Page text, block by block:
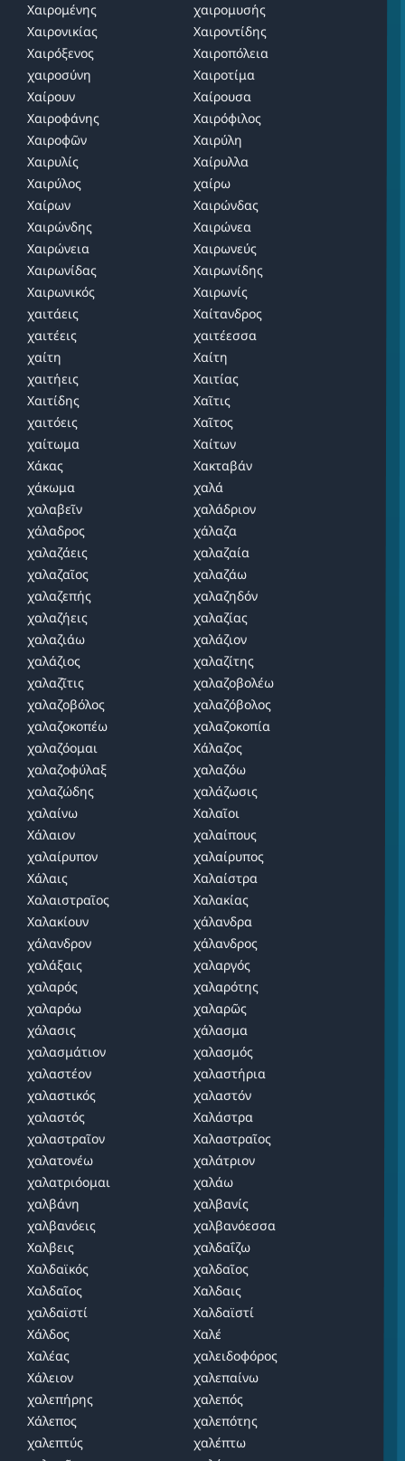
Χαιρομένης
χαιρομυσής
Χαιρονικίας
Χαιροντίδης
Χαιρόξενος
Χαιροπόλεια
χαιροσύνη
Χαιροτίμα
Χαίρουν
Χαίρουσα
Χαιροφάνης
Χαιρόφιλος
Χαιροφῶν
Χαιρύλη
Χαιρυλίς
Χαίρυλλα
Χαιρύλος
χαίρω
Χαίρων
Χαιρώνδας
Χαιρώνδης
Χαιρώνεα
Χαιρώνεια
Χαιρωνεύς
Χαιρωνίδας
Χαιρωνίδης
Χαιρωνικός
Χαιρωνίς
χαιτάεις
Χαίτανδρος
χαιτέεις
χαιτέεσσα
χαίτη
Χαίτη
χαιτήεις
Χαιτίας
Χαιτίδης
Χαῖτις
χαιτόεις
Χαῖτος
χαίτωμα
Χαίτων
Χάκας
Χακταβάν
χάκωμα
χαλά
χαλαβεῖν
χαλάδριον
χάλαδρος
χάλαζα
χαλαζάεις
χαλαζαία
χαλαζαῖος
χαλαζάω
χαλαζεπής
χαλαζηδόν
χαλαζήεις
χαλαζίας
χαλαζιάω
χαλάζιον
χαλάζιος
χαλαζίτης
χαλαζῖτις
χαλαζοβολέω
χαλαζοβόλος
χαλαζόβολος
χαλαζοκοπέω
χαλαζοκοπία
χαλαζόομαι
Χάλαζος
χαλαζοφύλαξ
χαλαζόω
χαλαζώδης
χαλάζωσις
χαλαίνω
Χαλαῖοι
Χάλαιον
χαλαίπους
χαλαίρυπον
χαλαίρυπος
Χάλαις
Χαλαίστρα
Χαλαιστραῖος
Χαλακίας
Χαλακίουν
χάλανδρα
χάλανδρον
χάλανδρος
χαλάξαις
χαλαργός
χαλαρός
χαλαρότης
χαλαρόω
χαλαρῶς
χάλασις
χάλασμα
χαλασμάτιον
χαλασμός
χαλαστέον
χαλαστήρια
χαλαστικός
χαλαστόν
χαλαστός
Χαλάστρα
χαλαστραῖον
Χαλαστραῖος
χαλατονέω
χαλάτριον
χαλατριόομαι
χαλάω
χαλβάνη
χαλβανίς
χαλβανόεις
χαλβανόεσσα
Χαλβεις
χαλδαΐζω
Χαλδαϊκός
χαλδαῖος
Χαλδαῖος
Χαλδαις
χαλδαϊστί
Χαλδαϊστί
Χάλδος
Χαλέ
Χαλέας
χαλειδοφόρος
Χάλειον
χαλεπαίνω
χαλεπήρης
χαλεπός
Χάλεπος
χαλεπότης
χαλεπτύς
χαλέπτω